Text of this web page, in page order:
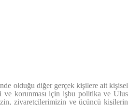
olduğu diğer gerçek kişilere ait kişisel
ve korunması için işbu politika ve Ulus
ziyaretçilerimizin ve üçüncü kişilerin